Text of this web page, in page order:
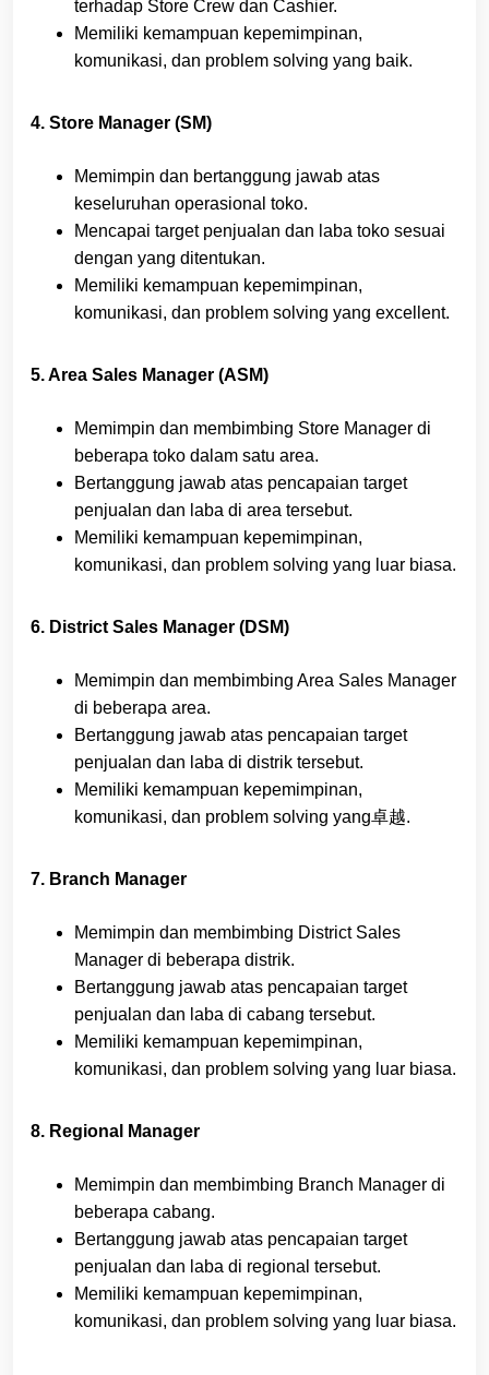
terhadap Store Crew dan Cashier.
Memiliki kemampuan kepemimpinan,
komunikasi, dan problem solving yang baik.
4. Store Manager (SM)
Memimpin dan bertanggung jawab atas
keseluruhan operasional toko.
Mencapai target penjualan dan laba toko sesuai
dengan yang ditentukan.
Memiliki kemampuan kepemimpinan,
komunikasi, dan problem solving yang excellent.
5. Area Sales Manager (ASM)
Memimpin dan membimbing Store Manager di
beberapa toko dalam satu area.
Bertanggung jawab atas pencapaian target
penjualan dan laba di area tersebut.
Memiliki kemampuan kepemimpinan,
komunikasi, dan problem solving yang luar biasa.
6. District Sales Manager (DSM)
Memimpin dan membimbing Area Sales Manager
di beberapa area.
Bertanggung jawab atas pencapaian target
penjualan dan laba di distrik tersebut.
Memiliki kemampuan kepemimpinan,
komunikasi, dan problem solving yang卓越.
7. Branch Manager
Memimpin dan membimbing District Sales
Manager di beberapa distrik.
Bertanggung jawab atas pencapaian target
penjualan dan laba di cabang tersebut.
Memiliki kemampuan kepemimpinan,
komunikasi, dan problem solving yang luar biasa.
8. Regional Manager
Memimpin dan membimbing Branch Manager di
beberapa cabang.
Bertanggung jawab atas pencapaian target
penjualan dan laba di regional tersebut.
Memiliki kemampuan kepemimpinan,
komunikasi, dan problem solving yang luar biasa.